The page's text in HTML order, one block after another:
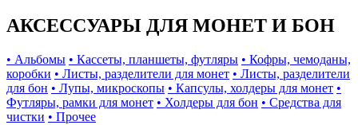
АКСЕССУАРЫ ДЛЯ МОНЕТ И БОН
• Альбомы • Кассеты, планшеты, футляры • Кофры, чемоданы,
коробки • Листы, разделители для монет • Листы, разделители
для бон • Лупы, микроскопы • Капсулы, холдеры для монет •
Футляры, рамки для монет • Холдеры для бон • Средства для
чистки • Прочее